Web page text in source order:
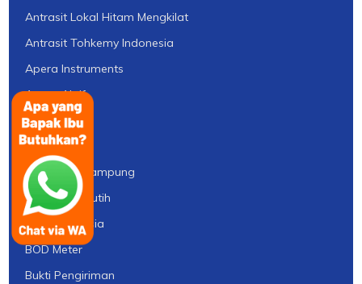
Antrasit Lokal Hitam Mengkilat
Antrasit Tohkemy Indonesia
Apera Instruments
Arang Aktif
Ballast
Batu Silika
Batu Silika Lampung
Batu Silika Putih
Birm Indonesia
BOD Meter
Bukti Pengiriman